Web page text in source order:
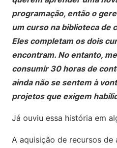
programação, então o
um curso na biblioteca de
Eles completam os dois
encontram. No entanto,
consumir 30 horas de
ainda não se sentem à
projetos que exigem
Já ouviu essa história em
A aquisição de recursos de